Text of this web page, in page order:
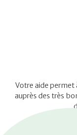
Votre aide permet
auprès des très